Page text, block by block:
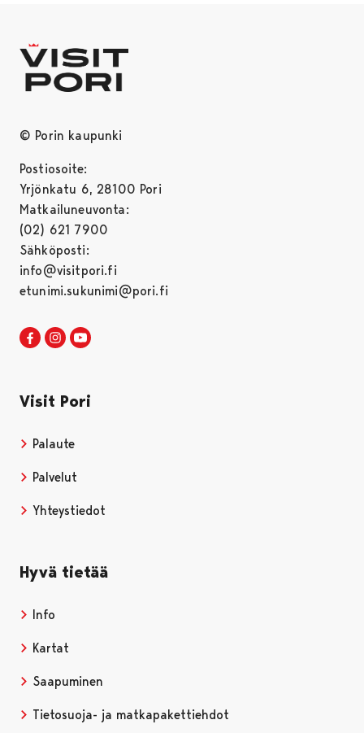
© Porin kaupunki
Postiosoite:
Yrjönkatu 6, 28100 Pori
Matkailuneuvonta:
(02) 621 7900
Sähköposti:
info@visitpori.fi
etunimi.sukunimi@pori.fi
Visit Pori Facebookissa
Avautuu uudessa välilehdessä
Visit Pori Instagrammissa
Avautuu uudessa välilehdessä
Visit Pori
Palaute
Palvelut
Yhteystiedot
Hyvä tietää
Info
Kartat
Saapuminen
Tietosuoja- ja matkapakettiehdot